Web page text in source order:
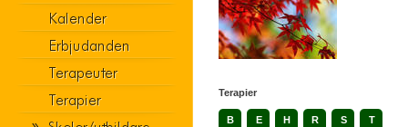
Terapier
B E H R S T